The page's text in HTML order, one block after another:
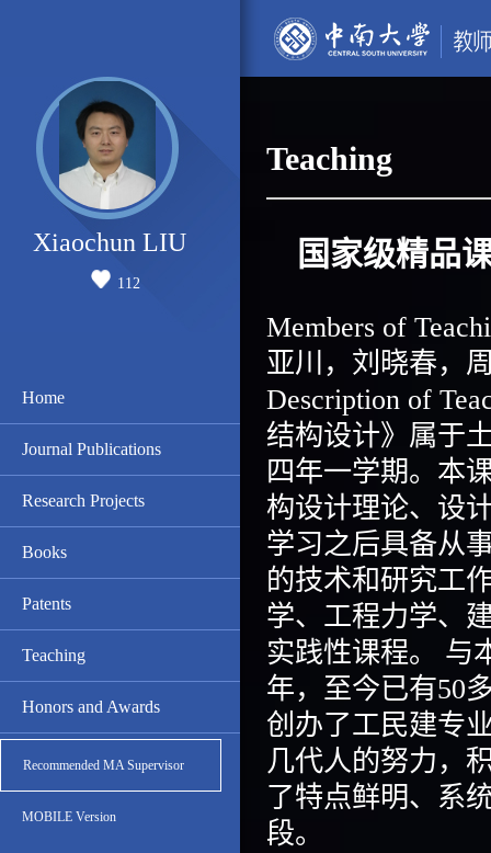
Xiaochun LIU
112
Home
Journal Publications
Research Projects
Books
Patents
Teaching
Honors and Awards
Recommended MA Supervisor
MOBILE Version
Teaching
国家级精品
Members of
亚川，刘晓春，
Description of
结构设计》属于
四年一学期。本
构设计理论、设
学习之后具备从
的技术和研究工
学、工程力学、
实践性课程。 与
年，至今已有50
创办了工民建专
几代人的努力，
了特点鲜明、系
段。